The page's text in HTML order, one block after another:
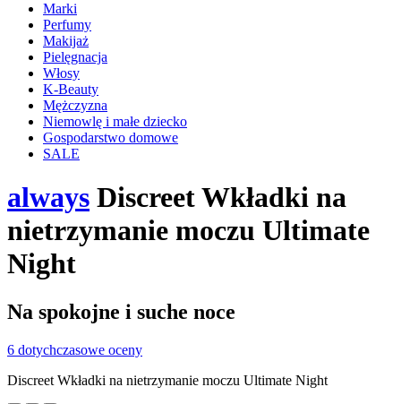
Marki
Perfumy
Makijaż
Pielęgnacja
Włosy
K-Beauty
Mężczyzna
Niemowlę i małe dziecko
Gospodarstwo domowe
SALE
always Discreet Wkładki na
nietrzymanie moczu Ultimate
Night
Na spokojne i suche noce
6 dotychczasowe oceny
Discreet Wkładki na nietrzymanie moczu Ultimate Night